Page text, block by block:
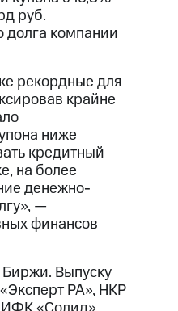
руб.
долга компании
рекордные для
крайне
ниже
кредитный
на более
денежно-
—
финансов
Выпуску
РА», НКР